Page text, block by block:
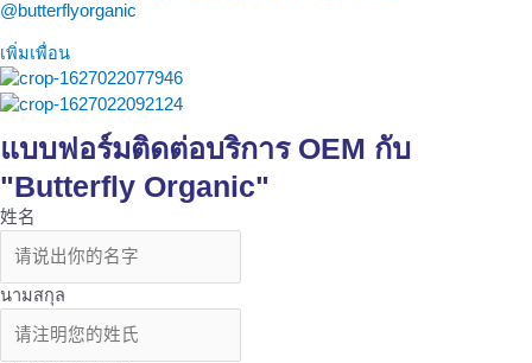
@butterflyorganic
เพิ่มเพื่อน
แบบฟอร์มติดต่อบริการ OEM กับ
"Butterfly Organic"
姓名
นามสกุล